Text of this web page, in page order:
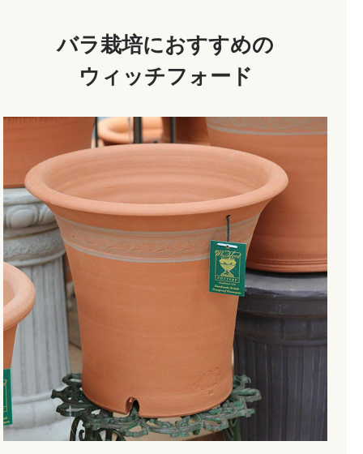
バラ栽培におすすめの
ウィッチフォード